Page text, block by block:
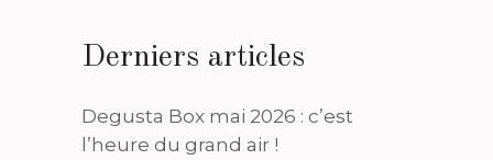
Derniers articles
Degusta Box mai 2026 : c’est
l’heure du grand air !